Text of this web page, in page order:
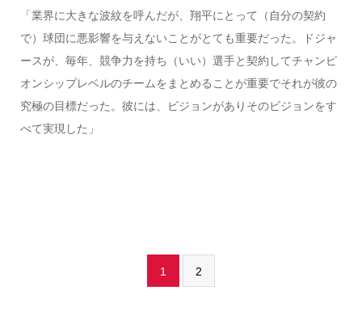
「業界に大きな波紋を呼んだが、翔平にとって（自分の契約
で）球団に悪影響を与えないことがとても重要だった。ドジャ
ースが、毎年、競争力を持ち（いい）選手と契約してチャンピ
オンシップレベルのチームをまとめることが重要でそれが彼の
究極の目標だった。彼には、ビジョンがありそのビジョンをす
べて実現した」
1 2